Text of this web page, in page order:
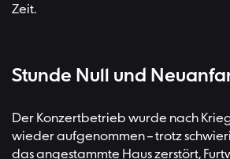
Zeit.
Stunde Null und
Der Konzertbetrieb wurde nach
wieder aufgenommen – trotz
das angestammte Haus zerstört,